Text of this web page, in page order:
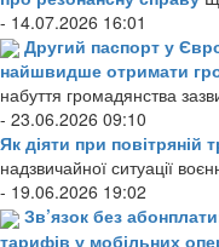
- 14.07.2026 16:01
Другий паспорт у
найшвидше отримати
набуття громадянства
- 23.06.2026 09:10
Як діяти при повітряній
надзвичайної ситуації
- 19.06.2026 19:02
Зв’язок без
тарифів у мобільних